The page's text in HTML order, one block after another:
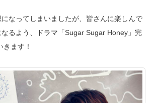
なってしまいましたが、皆さんに楽しんで
るよう、ドラマ「Sugar Sugar Honey」完
ます！